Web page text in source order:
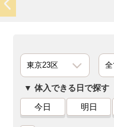
体入できる日で探す
今日
明日